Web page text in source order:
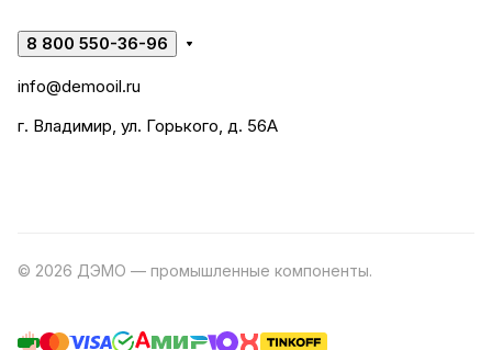
8 800 550-36-96
info@demooil.ru
г. Владимир, ул. Горького, д. 56А
© 2026 ДЭМО — промышленные компоненты.